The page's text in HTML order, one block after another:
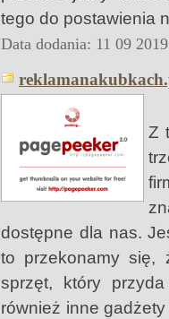
tego do postawienia
Data dodania: 11 09
Z
dostępne dla nas.
to przekonamy się,
sprzęt, który
również inne